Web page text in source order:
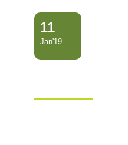
11
Jan'19